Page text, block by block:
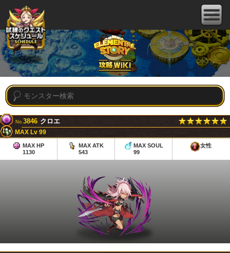
No.3846 クロエ
MAX Lv 99
MAX HP
1130
MAX ATK
543
MAX SOUL
99
女性